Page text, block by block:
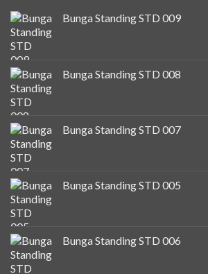
Bunga Standing STD 009
Bunga Standing STD 008
Bunga Standing STD 007
Bunga Standing STD 005
Bunga Standing STD 006